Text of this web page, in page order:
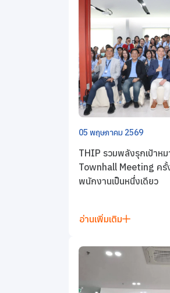
05 พฤษภาคม 2569
THIP รวมพลังรุกเป้าหม
Townhall Meeting ครั้
พนักงานเป็นหนึ่งเดียว
อ่านเพิ่มเติม